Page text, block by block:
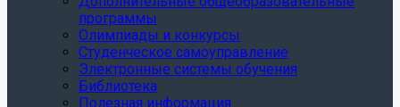
программы
Олимпиады и конкурсы
Студенческое самоуправление
Электронные системы обучения
Библиотека
Полезная информация